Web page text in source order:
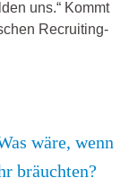
uns.“ Kommt
Recruiting-
wäre, wenn
bräuchten?